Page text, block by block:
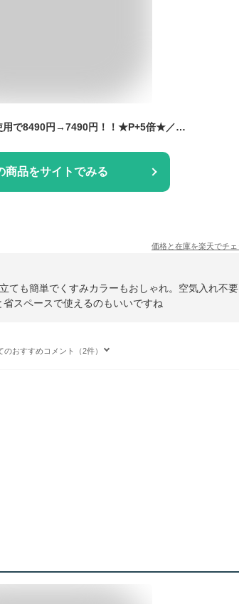
＼★限定クーポン★使用で8490円→7490円！！★P+5倍★／ プール 2.5m ビニールプール 大型 折り畳みプール 空気入れ不要 【子供たちを笑顔にするHappy family pool】遊具 子供用 家庭用 折り畳み式プール くすみ ピンク 当日発送 ※クーポン配布10日13時頃～※
商品をサイトでみる
価格と在庫を楽天でチェ
ても簡単でくすみカラーもおしゃれ。空気入れ不要
スペースで使えるのもいいですね
のおすすめコメント（2件）